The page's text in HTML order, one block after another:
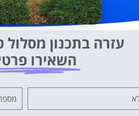
עזרה בתכנון מסלול
השאירו